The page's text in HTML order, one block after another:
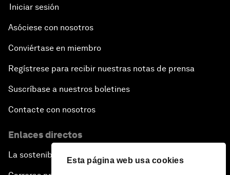
Esta página web usa cookies
Iniciar sesión
Asóciese con nosotros
Conviértase en miembro
Regístrese para recibir nuestras notas de prensa
Suscríbase a nuestros boletines
Contacte con nosotros
Enlaces directos
La sostenibilidad en el Foro